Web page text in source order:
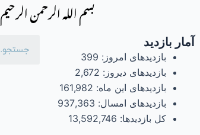
بسم الله الرحمن الرحیم
آمار بازدید
بازدیدهای امروز: 399
بازدیدهای دیروز: 2,672
بازدیدهای این ماه: 161,982
بازدیدهای امسال: 937,363
کل بازدیدها: 13,592,746